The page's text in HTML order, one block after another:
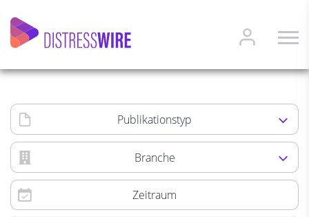
Publikationstyp
Branche
Zeitraum